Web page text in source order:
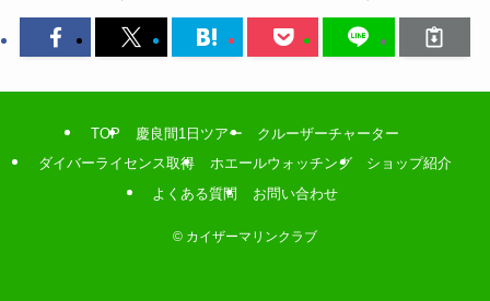
TOP 慶良間1日ツアー
クルーザーチャーター
ダイバーライセンス取得
ホエールウォッチング
ショップ紹介
よくある質問
お問い合わせ
© カイザーマリンクラブ